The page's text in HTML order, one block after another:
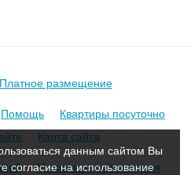
данным сайтом Вы
согласие на использование
Платное размещение
Помощь
Квартиры посуточно
Карта сайта
Условия использования